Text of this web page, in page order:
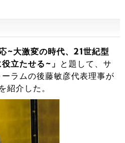
~大激変の時代、21世紀型
立たせる~」 と題して、サ
ラムの後藤敏彦代表理事が
紹介した。